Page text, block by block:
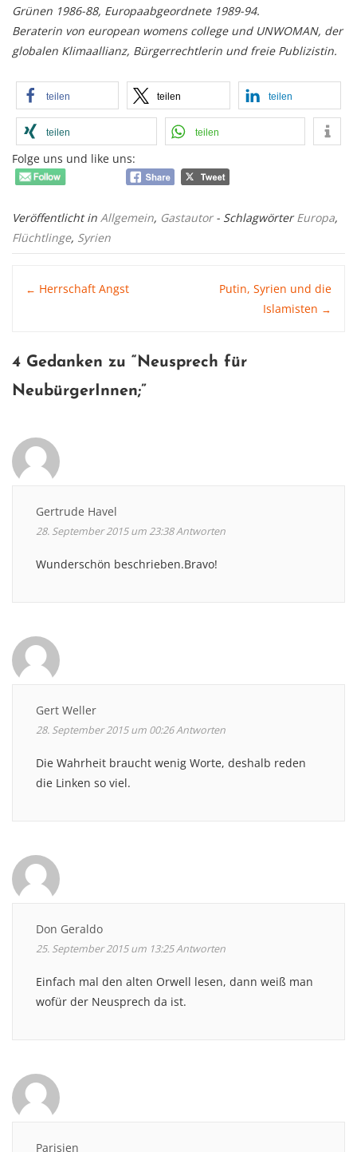
Grünen 1986-88, Europaabgeordnete 1989-94.
Beraterin von european womens college und UNWOMAN, der
globalen Klimaallianz, Bürgerrechtlerin und freie Publizistin.
teilen teilen teilen
teilen teilen
Folge uns und like uns:
Veröffentlicht in Allgemein, Gastautor - SchlagwörterEuropa,
Flüchtlinge, Syrien
Post
← Herrschaft Angst
Putin, Syrien und die
Islamisten →
4 Gedanken zu “ Neusprech für
NeubürgerInnen;”
Gertrude Havel
28. September 2015 um 23:38Antworten
Wunderschön beschrieben.Bravo!
Gert Weller
28. September 2015 um 00:26Antworten
Die Wahrheit braucht wenig Worte, deshalb reden
die Linken so viel.
Don Geraldo
25. September 2015 um 13:25Antworten
Einfach mal den alten Orwell lesen, dann weiß man
wofür der Neusprech da ist.
Parisien